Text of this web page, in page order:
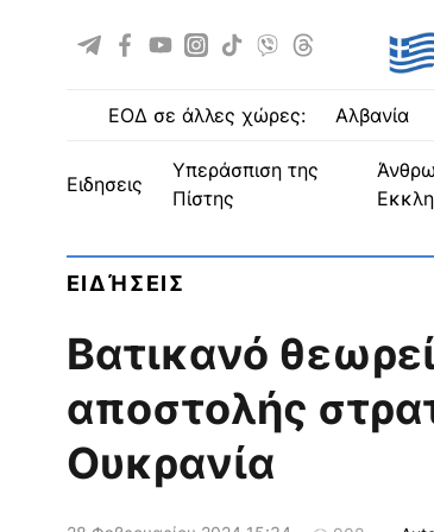
ΕΟΔ σε άλλες χώρες: Αλβανία
ειδησεις
Υπεράσπιση της
Πίστης
ΕΙΔΉΣΕΙΣ
Βατικανό
αποστολής
Ουκρανία